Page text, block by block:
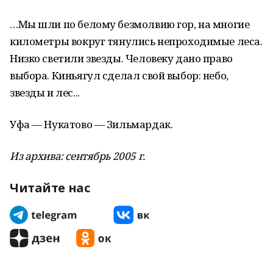
…Мы шли по белому безмолвию гор, на многие
километры вокруг тянулись непроходимые леса.
Низко светили звезды. Человеку дано право
выбора. Киньягул сделал свой выбор: небо,
звезды и лес...
Уфа — Нукатово — Зильмардак.
Из архива: сентябрь 2005 г.
Читайте нас